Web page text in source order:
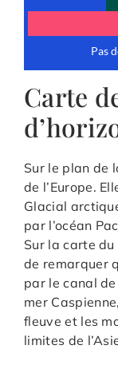
Carte
Sur le plan de
de l’Europe.
Glacial
par l’océan
Sur la carte
de remarquer
par le canal
mer
fleuve et les
limites de